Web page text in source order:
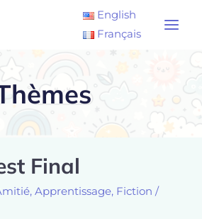
English
Français
Final
, Apprentissage, Fiction /